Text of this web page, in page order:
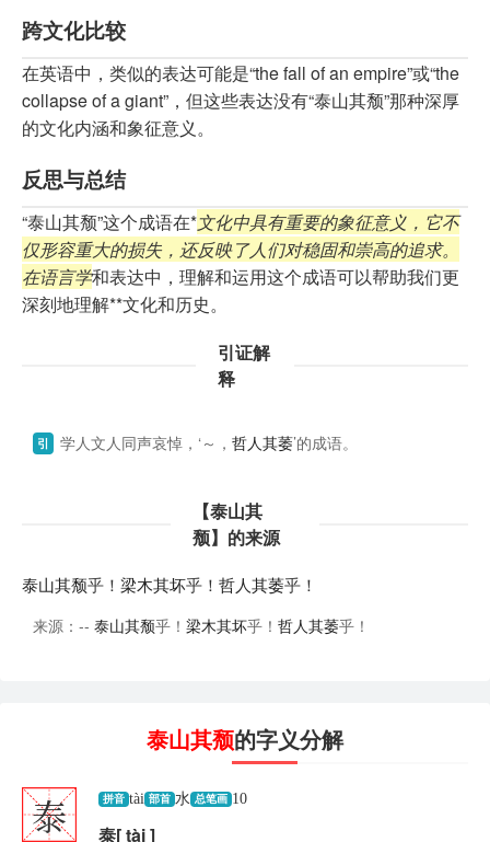
跨文化比较
在英语中，类似的表达可能是“the fall of an empire”或“the
collapse of a giant”，但这些表达没有“泰山其颓”那种深厚
的文化内涵和象征意义。
反思与总结
“泰山其颓”这个成语在*文化中具有重要的象征意义，它不
仅形容重大的损失，还反映了人们对稳固和崇高的追求。
在语言学和表达中，理解和运用这个成语可以帮助我们更
深刻地理解**文化和历史。
引证解
释
引 学人文人同声哀悼，‘～， 哲人其萎’的成语。
【泰山其
颓】的来源
泰山其颓乎！ 梁木其坏乎！ 哲人其萎乎！
来源：-- 泰山其颓乎！ 梁木其坏乎！ 哲人其萎乎！
泰山其颓的字义分解
泰 拼音 tài 部首 水 总笔画 10
泰[ tài ]